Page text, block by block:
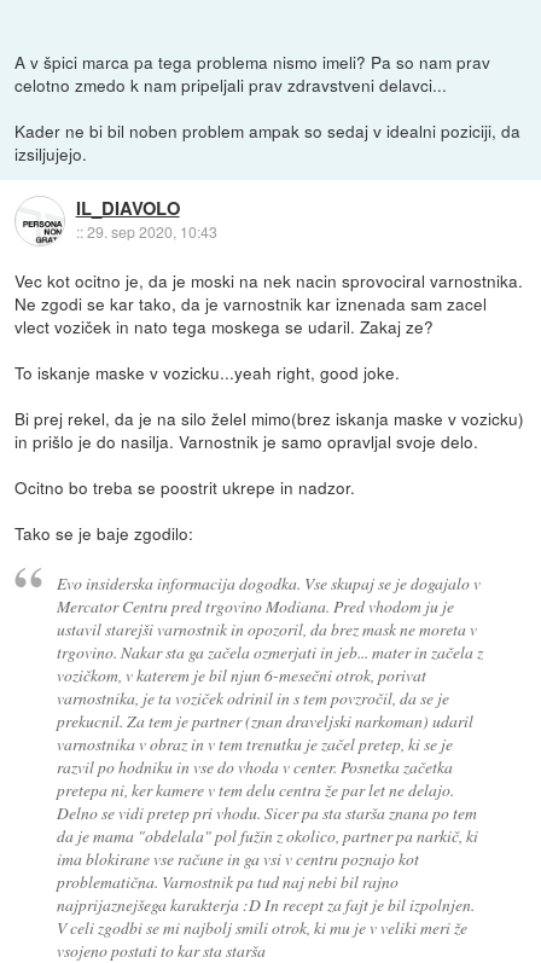
A v špici marca pa tega problema nismo imeli? Pa so nam prav
celotno zmedo k nam pripeljali prav zdravstveni delavci...
Kader ne bi bil noben problem ampak so sedaj v idealni poziciji, da
izsiljujejo.
IL_DIAVOLO
::29. sep 2020, 10:43
Vec kot ocitno je, da je moski na nek nacin sprovociral varnostnika.
Ne zgodi se kar tako, da je varnostnik kar iznenada sam zacel
vlect voziček in nato tega moskega se udaril. Zakaj ze?
To iskanje maske v vozicku...yeah right, good joke.
Bi prej rekel, da je na silo želel mimo(brez iskanja maske v vozicku)
in prišlo je do nasilja. Varnostnik je samo opravljal svoje delo.
Ocitno bo treba se poostrit ukrepe in nadzor.
Tako se je baje zgodilo:
Evo insiderska informacija dogodka. Vse skupaj se je dogajalo v
Mercator Centru pred trgovino Modiana. Pred vhodom ju je
ustavil starejši varnostnik in opozoril, da brez mask ne moreta v
trgovino. Nakar sta ga začela ozmerjati in jeb... mater in začela z
vozičkom, v katerem je bil njun 6-mesečni otrok, porivat
varnostnika, je ta voziček odrinil in s tem povzročil, da se je
prekucnil. Za tem je partner (znan draveljski narkoman) udaril
varnostnika v obraz in v tem trenutku je začel pretep, ki se je
razvil po hodniku in vse do vhoda v center. Posnetka začetka
pretepa ni, ker kamere v tem delu centra že par let ne delajo.
Delno se vidi pretep pri vhodu. Sicer pa sta starša znana po tem
da je mama "obdelala" pol fužin z okolico, partner pa narkič, ki
ima blokirane vse račune in ga vsi v centru poznajo kot
problematična. Varnostnik pa tud naj nebi bil rajno
najprijaznejšega karakterja :D In recept za fajt je bil izpolnjen.
V celi zgodbi se mi najbolj smili otrok, ki mu je v veliki meri že
vsojeno postati to kar sta starša